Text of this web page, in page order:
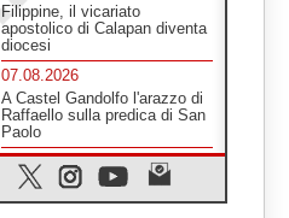
Filippine, il vicariato
apostolico di Calapan diventa
diocesi
07.08.2026
A Castel Gandolfo l'arazzo di
Raffaello sulla predica di San
Paolo
07.08.2026
Tagle: la guerra sfigura il
mondo, solo la rivelazione di